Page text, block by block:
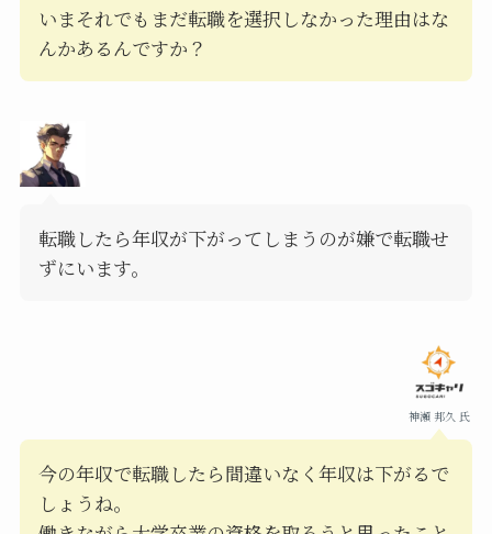
いまそれでもまだ転職を選択しなかった理由はな
んかあるんですか？
転職したら年収が下がってしまうのが嫌で転職せ
ずにいます。
神瀬 邦久 氏
今の年収で転職したら間違いなく年収は下がるで
しょうね。